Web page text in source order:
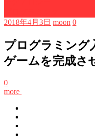
2018年4月3日 moon 0
プログラミン
ゲームを完成さ
0
more